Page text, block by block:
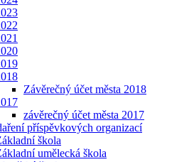
Závěrečný účet města 2018
závěrečný účet města 2017
příspěvkových organizací
škola
umělecká škola